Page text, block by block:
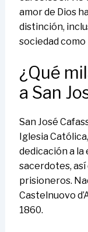
amor de Dios
distinción,
sociedad como
¿Qué
a San
San José
Iglesia
dedicación a
sacerdotes,
prisioneros.
Castelnuovo
1860.